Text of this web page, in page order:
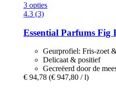
3 opties
4.3 (3)
Essential Parfums Fig
Geurprofiel: Fris-zoet
Delicaat & positief
Gecreëerd door de
€ 94,78 (€ 947,80 / l)